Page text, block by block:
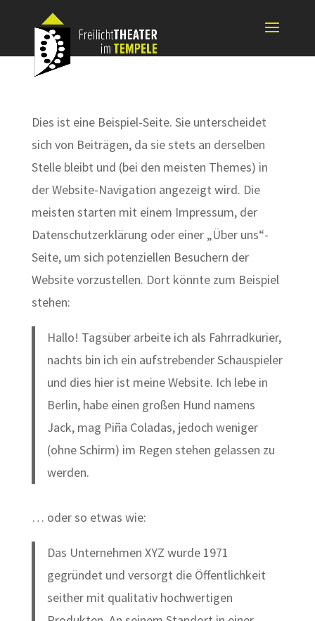
Dies ist eine Beispiel-Seite. Sie unterscheidet
sich von Beiträgen, da sie stets an derselben
Stelle bleibt und (bei den meisten Themes) in
der Website-Navigation angezeigt wird. Die
meisten starten mit einem Impressum, der
Datenschutzerklärung oder einer „Über uns“-
Seite, um sich potenziellen Besuchern der
Website vorzustellen. Dort könnte zum Beispiel
stehen:
Hallo! Tagsüber arbeite ich als Fahrradkurier,
nachts bin ich ein aufstrebender Schauspieler
und dies hier ist meine Website. Ich lebe in
Berlin, habe einen großen Hund namens
Jack, mag Piña Coladas, jedoch weniger
(ohne Schirm) im Regen stehen gelassen zu
werden.
… oder so etwas wie:
Das Unternehmen XYZ wurde 1971
gegründet und versorgt die Öffentlichkeit
seither mit qualitativ hochwertigen